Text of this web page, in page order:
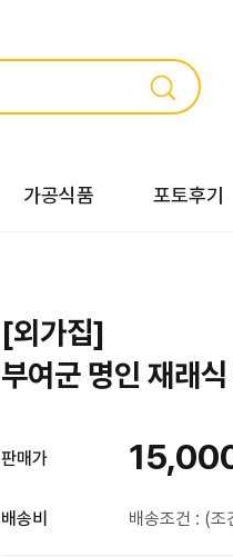
가공식품 포토후기
[외가집]
부여군 명인 재래
판매가
배송비 배송조건 : (조